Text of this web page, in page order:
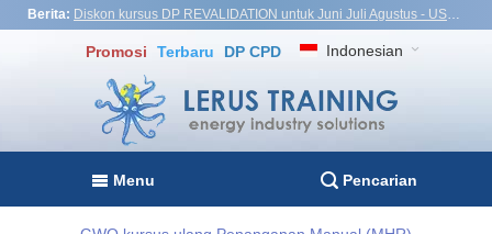
Berita: Diskon kursus DP REVALIDATION untuk Juni Juli Agustus - USD1,000! Vietnam, Turki, Malaysia
Promosi Terbaru DP CPD Indonesian
Menu Pencarian